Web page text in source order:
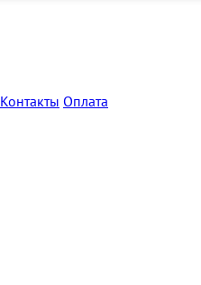
Контакты Оплата